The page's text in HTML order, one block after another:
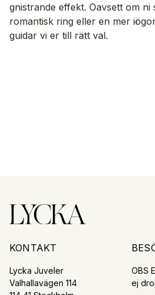
gnistrande effekt. Oavsett om
romantisk ring eller en mer
guidar vi er till rätt val.
KONTAKT
Lycka Juveler
Valhallavägen 114
OBS
ej